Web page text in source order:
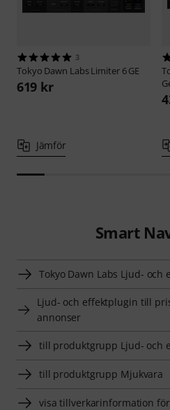
3
Tokyo Dawn LabsLimiter 6 GE
619 kr
Jämför
Smart
Tokyo Dawn Labs Ljud-
Ljud- och effektplugin till
annonser
till produktgrupp Ljud- och
till produktgrupp Mjukvara
visa tillverkarinformation för